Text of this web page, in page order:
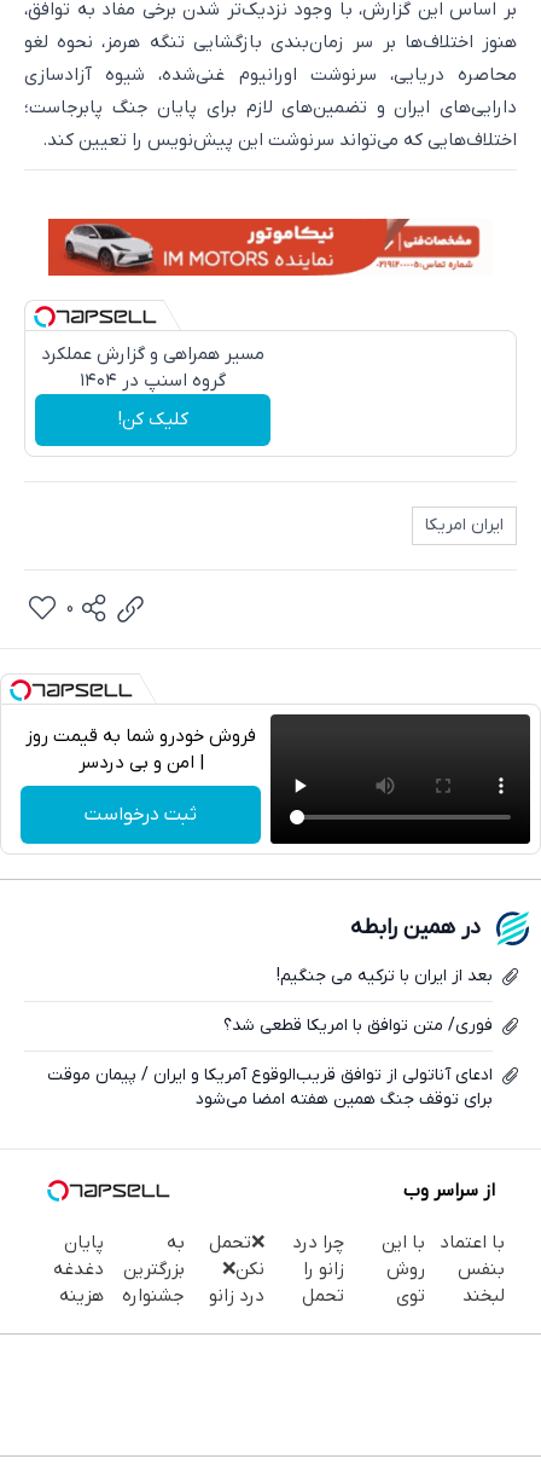
بر اساس این گزارش، با وجود نزدیک‌تر شدن برخی مفاد به توافق،
هنوز اختلاف‌ها بر سر زمان‌بندی بازگشایی تنگه هرمز، نحوه لغو
محاصره دریایی، سرنوشت اورانیوم غنی‌شده، شیوه آزادسازی
دارایی‌های ایران و تضمین‌های لازم برای پایان جنگ پابرجاست؛
اختلاف‌هایی که می‌تواند سرنوشت این پیش‌نویس را تعیین کند.
مسیر همراهی و گزارش عملکرد
گروه اسنپ در ۱۴۰۴
کلیک کن!
ایران امریکا
تلگرام
واتساپ
0
فروش خودرو شما به قیمت روز
| امن و بی دردسر
ثبت درخواست
در همین رابطه
بعد از ایران با ترکیه می جنگیم!
فوری/ متن توافق با امریکا قطعی شد؟
ادعای آناتولی از توافق قریب‌الوقوع آمریکا و ایران / پیمان موقت
برای توقف جنگ همین هفته امضا می‌شود
از سراسر وب
با اعتماد
بنفس
لبخند
با این
روش
توی
چرا درد
زانو را
تحمل
کن
❌تحمل
نکن❌
درد زانو
رو پر
به
بزرگترین
جشنواره
پایان
دغدغه
هزینه
کننده